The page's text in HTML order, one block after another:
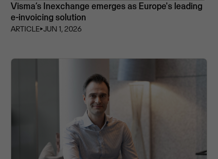
Visma’s Inexchange emerges as Europe's leading
e-invoicing solution
ARTICLE⏵JUN 1, 2026